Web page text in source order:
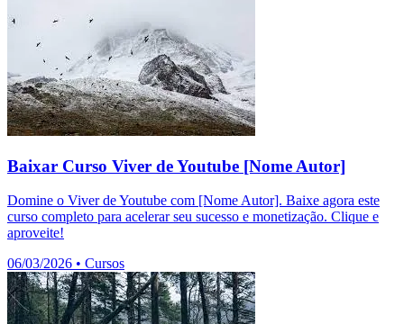
Baixar Curso Viver de Youtube [Nome Autor]
Domine o Viver de Youtube com [Nome Autor]. Baixe agora este
curso completo para acelerar seu sucesso e monetização. Clique e
aproveite!
06/03/2026 • Cursos